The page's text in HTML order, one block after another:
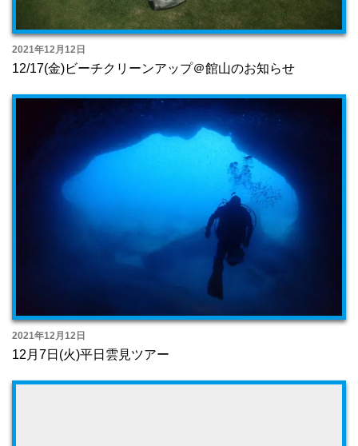
2021年12月12日
12/17(金)ビーチクリーンアップ＠館山のお知らせ
2021年12月12日
12月7日(火)平日雲見ツアー